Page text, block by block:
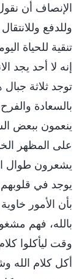
الإنصاف أن
وللدفع
تنقية للحياة
إنه لا أحد يجد
توجد ثلاثة
بالسعادة
ينعمون ببعض
على المظهر
يشعرون طوال
يوجد في
بأن الأمور
بالله، فهم
وقت ليأكلوا
أكل كلام الله